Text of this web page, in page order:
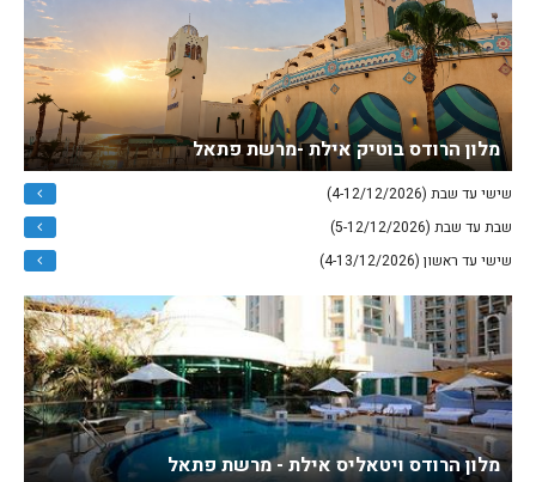
מלון הרודס בוטיק אילת -מרשת פתאל
שישי עד שבת (4-12/12/2026)
שבת עד שבת (5-12/12/2026)
שישי עד ראשון (4-13/12/2026)
מלון הרודס ויטאליס אילת - מרשת פתאל